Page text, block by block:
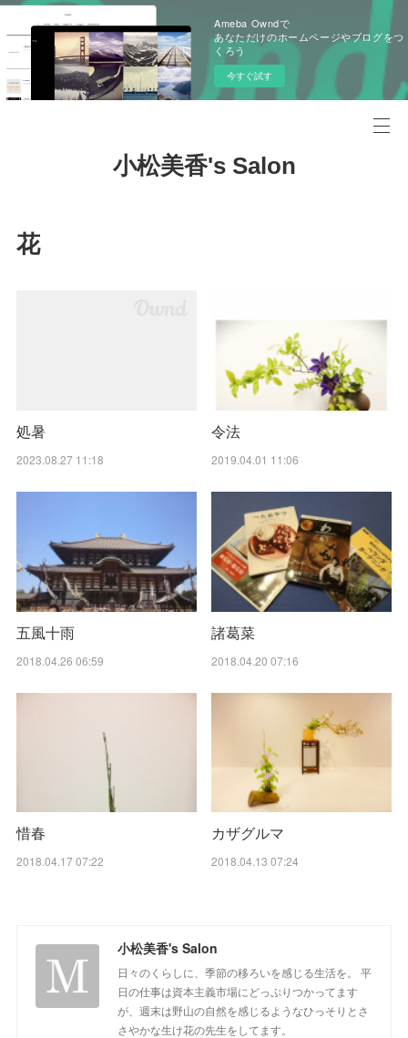
Ameba Owndで
あなただけのホームページやブログをつ
くろう
今すぐ試す
小松美香's Salon
花
処暑
2023.08.27 11:18
令法
2019.04.01 11:06
五風十雨
2018.04.26 06:59
諸葛菜
2018.04.20 07:16
惜春
2018.04.17 07:22
カザグルマ
2018.04.13 07:24
小松美香's Salon
日々のくらしに、季節の移ろいを感じる生活を。 平
日の仕事は資本主義市場にどっぷりつかってます
が、週末は野山の自然を感じるようなひっそりとさ
さやかな生け花の先生をしてます。